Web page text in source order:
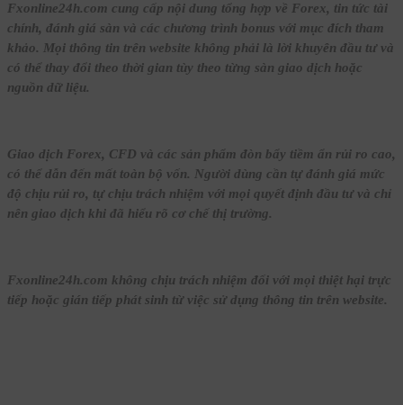
Fxonline24h.com cung cấp nội dung tổng hợp về Forex, tin tức tài
chính, đánh giá sàn và các chương trình bonus với mục đích tham
khảo. Mọi thông tin trên website không phải là lời khuyên đầu tư và
có thể thay đổi theo thời gian tùy theo từng sàn giao dịch hoặc
nguồn dữ liệu.
Giao dịch Forex, CFD và các sản phẩm đòn bẩy tiềm ẩn rủi ro cao,
có thể dẫn đến mất toàn bộ vốn. Người dùng cần tự đánh giá mức
độ chịu rủi ro, tự chịu trách nhiệm với mọi quyết định đầu tư và chỉ
nên giao dịch khi đã hiểu rõ cơ chế thị trường.
Fxonline24h.com không chịu trách nhiệm đối với mọi thiệt hại trực
tiếp hoặc gián tiếp phát sinh từ việc sử dụng thông tin trên website.